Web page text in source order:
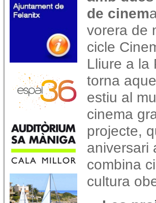
de cinem
vorera de
cicle
Lliure a la
torna
estiu al
cinema
projecte,
aniversari
combina
cultura